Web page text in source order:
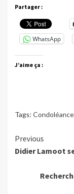
Partager :
WhatsApp
J’aime ça :
Tags:
Continue
Reading
Previous
Didier Lamoot